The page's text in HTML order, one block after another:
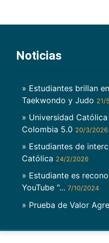
Noticias
» Estudiantes brillan
Taekwondo y Judo 21/
» Universidad
Colombia 5.0 20/3/2026
» Estudiantes de
Católica 24/2/2026
» Estudiante es
YouTube "... 7/10/2024
» Prueba de Valor